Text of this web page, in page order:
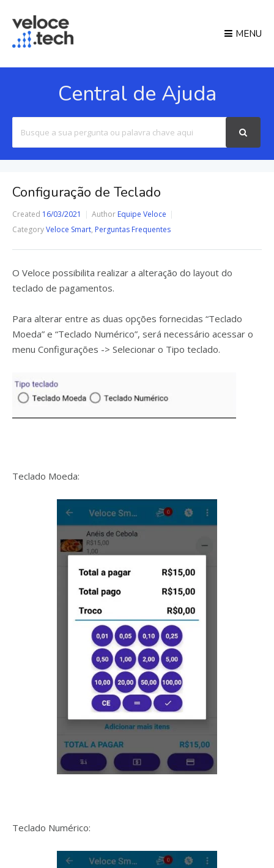
MENU
Central de Ajuda
For
Configuração de Teclado
Created 16/03/2021 Author Equipe Veloce
CategoryVeloce Smart, Perguntas Frequentes
O Veloce possibilita realizar a alteração do layout do
teclado de pagamentos.
Para alterar entre as duas opções fornecidas “Teclado
Moeda” e “Teclado Numérico”, será necessário acessar o
menu Configurações -> Selecionar o Tipo teclado.
Teclado Moeda:
Teclado Numérico: